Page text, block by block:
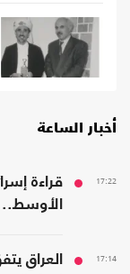
أخبار الساعة
17:22
قراءة
17:14
العراق